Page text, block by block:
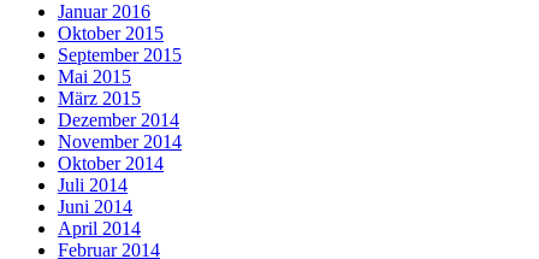
Januar 2016
Oktober 2015
September 2015
Mai 2015
März 2015
Dezember 2014
November 2014
Oktober 2014
Juli 2014
Juni 2014
April 2014
Februar 2014